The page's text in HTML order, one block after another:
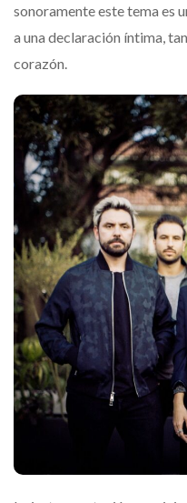
sonoramente este tema es
a una declaración íntima,
corazón.